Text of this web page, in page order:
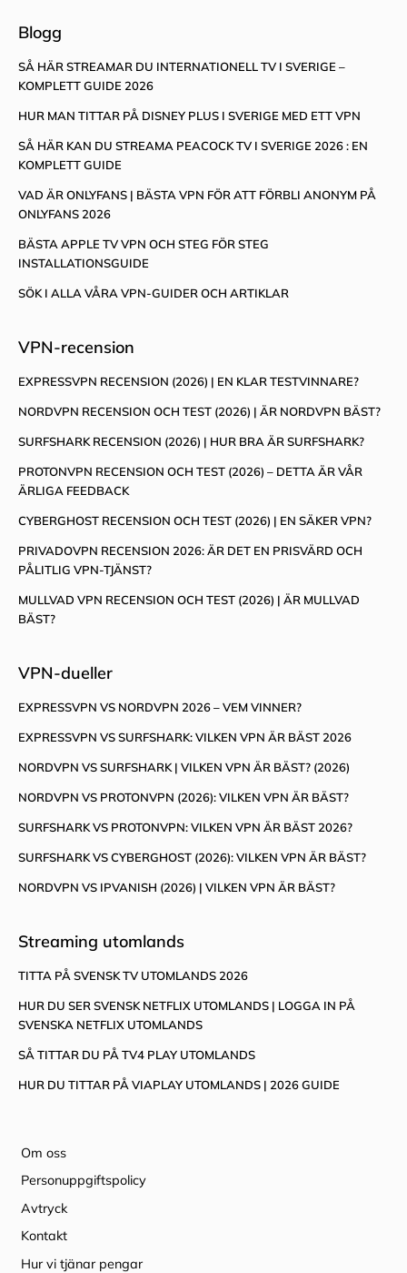
Blogg
SÅ HÄR STREAMAR DU INTERNATIONELL TV I SVERIGE –
KOMPLETT GUIDE 2026
HUR MAN TITTAR PÅ DISNEY PLUS I SVERIGE MED ETT VPN
SÅ HÄR KAN DU STREAMA PEACOCK TV I SVERIGE 2026 : EN
KOMPLETT GUIDE
VAD ÄR ONLYFANS | BÄSTA VPN FÖR ATT FÖRBLI ANONYM PÅ
ONLYFANS 2026
BÄSTA APPLE TV VPN OCH STEG FÖR STEG
INSTALLATIONSGUIDE
SÖK I ALLA VÅRA VPN-GUIDER OCH ARTIKLAR
VPN-recension
EXPRESSVPN RECENSION (2026) | EN KLAR TESTVINNARE?
NORDVPN RECENSION OCH TEST (2026) | ÄR NORDVPN BÄST?
SURFSHARK RECENSION (2026) | HUR BRA ÄR SURFSHARK?
PROTONVPN RECENSION OCH TEST (2026) – DETTA ÄR VÅR
ÄRLIGA FEEDBACK
CYBERGHOST RECENSION OCH TEST (2026) | EN SÄKER VPN?
PRIVADOVPN RECENSION 2026: ÄR DET EN PRISVÄRD OCH
PÅLITLIG VPN-TJÄNST?
MULLVAD VPN RECENSION OCH TEST (2026) | ÄR MULLVAD
BÄST?
VPN-dueller
EXPRESSVPN VS NORDVPN 2026 – VEM VINNER?
EXPRESSVPN VS SURFSHARK: VILKEN VPN ÄR BÄST 2026
NORDVPN VS SURFSHARK | VILKEN VPN ÄR BÄST? (2026)
NORDVPN VS PROTONVPN (2026): VILKEN VPN ÄR BÄST?
SURFSHARK VS PROTONVPN: VILKEN VPN ÄR BÄST 2026?
SURFSHARK VS CYBERGHOST (2026): VILKEN VPN ÄR BÄST?
NORDVPN VS IPVANISH (2026) | VILKEN VPN ÄR BÄST?
Streaming utomlands
TITTA PÅ SVENSK TV UTOMLANDS 2026
HUR DU SER SVENSK NETFLIX UTOMLANDS | LOGGA IN PÅ
SVENSKA NETFLIX UTOMLANDS
SÅ TITTAR DU PÅ TV4 PLAY UTOMLANDS
HUR DU TITTAR PÅ VIAPLAY UTOMLANDS | 2026 GUIDE
Om oss
Personuppgiftspolicy
Avtryck
Kontakt
Hur vi tjänar pengar